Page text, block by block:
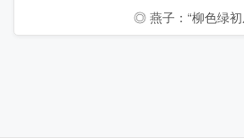
◎ 燕子：“柳色绿初